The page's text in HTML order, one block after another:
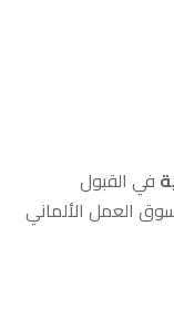
في القبول
العمل الألماني